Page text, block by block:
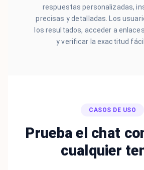
respuestas personalizadas,
precisas y detalladas. Los
los resultados, acceder a
y verificar la exactitud
CASOS DE USO
Prueba el chat
cualquier